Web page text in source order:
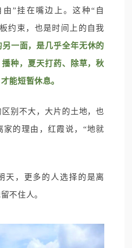
”挂在嘴边上。这种“自
约束，也是时间上的自我
另一面，是几乎全年无休的
种，夏天打药、除草，秋
能短暂休息。
别不大，大片的土地，也
家的理由，红霞说，“地就
天，更多的人选择的是离
不住人。